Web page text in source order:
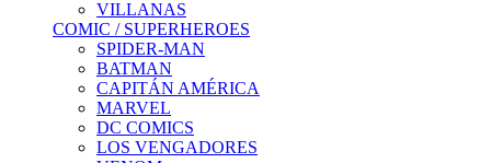
VILLANAS
COMIC / SUPERHEROES
SPIDER-MAN
BATMAN
CAPITÁN AMÉRICA
MARVEL
DC COMICS
LOS VENGADORES